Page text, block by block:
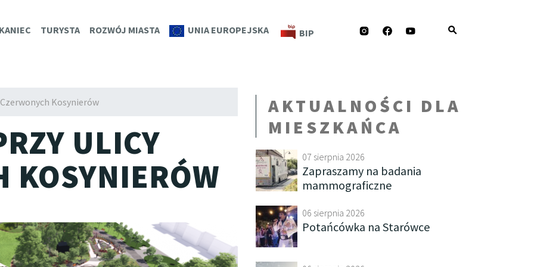
TURYSTA ROZWÓJ MIASTA UNIA EUROPEJSKA BIP YOUTUBE
FACEBOOK
INSTAGRAM
Kosynierów
ULICY
KOSYNIERÓW
AKTUALNOŚCI DLA
MIESZKAŃCA
07 sierpnia 2026
Zapraszamy na badania
mammograficzne
06 sierpnia 2026
Potańcówka na Starówce